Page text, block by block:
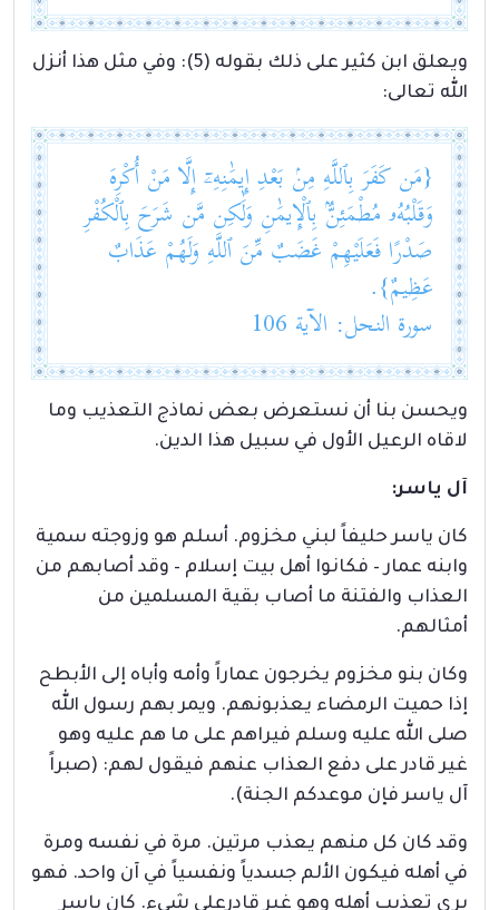
ويعلق ابن كثير على ذلك بقوله (5): وفي مثل هذا أنزل
الله تعالى:
{مَن كَفَرَ بِٱللَّهِ مِنۢ بَعْدِ إِيمَٰنِهِۦٓ إِلَّا مَنْ أُكْرِهَ
وَقَلْبُهُۥ مُطْمَئِنٌّۢ بِٱلْإِيمَٰنِ وَلَٰكِن مَّن شَرَحَ بِٱلْكُفْرِ
صَدْرًا فَعَلَيْهِمْ غَضَبٌ مِّنَ ٱللَّهِ وَلَهُمْ عَذَابٌ
عَظِيمٌ}.
سورة النحل: الآية 106
ويحسن بنا أن نستعرض بعض نماذج التعذيب وما
لاقاه الرعيل الأول في سبيل هذا الدين.
آل ياسر:
كان ياسر حليفاً لبني مخزوم. أسلم هو وزوجته سمية
وابنه عمار – فكانوا أهل بيت إسلام – وقد أصابهم من
العذاب والفتنة ما أصاب بقية المسلمين من
أمثالهم.
وكان بنو مخزوم يخرجون عماراً وأمه وأباه إلى الأبطح
إذا حميت الرمضاء يعذبونهم. ويمر بهم رسول الله
صلى الله عليه وسلم فيراهم على ما هم عليه وهو
غير قادر على دفع العذاب عنهم فيقول لهم: (صبراً
آل ياسر فإن موعدكم الجنة).
وقد كان كل منهم يعذب مرتين. مرة في نفسه ومرة
في أهله فيكون الألم جسدياً ونفسياً في آن واحد. فهو
يرى تعذيب أهله وهو غير قادرعلى شيء. كان ياسر